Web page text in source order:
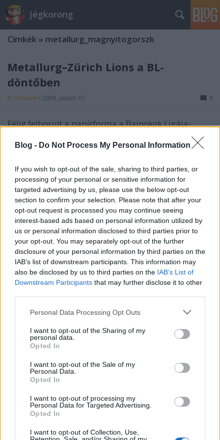
Blog - Do Not Process My Personal Information
If you wish to opt-out of the sale, sharing to third parties, or
processing of your personal or sensitive information for
targeted advertising by us, please use the below opt-out
section to confirm your selection. Please note that after your
opt-out request is processed you may continue seeing
interest-based ads based on personal information utilized by
us or personal information disclosed to third parties prior to
your opt-out. You may separately opt-out of the further
disclosure of your personal information by third parties on the
IAB’s list of downstream participants. This information may
also be disclosed by us to third parties on the IAB’s List of
Downstream Participants that may further disclose it to other
Please note that this website/app uses one or more Google
not limited to your visit or usage behaviour. You may click to
grant or deny consent to Google and its third-party tags to
use your data for below specified purposes in below Google
consent section.
Personal Data Processing Opt Outs
I want to opt-out of the Sharing of my
personal data.
Opted In
I want to opt-out of the Sale of my
Personal Data.
Opted In
I want to opt-out of processing my
Personal Data for Targeted Advertising.
Opted In
I want to opt-out of Collection, Use,
Jégkorong
Címkék » metallurg_magnyitogorszk
Metallurg–Zürich Lions a BL-
döntőben
D. Gromov • 2009. január 07. 3
Félig felborult a papírforma a Bajnokok Ligája-
egészen, megítélés kérdése. Az orosz házi rangadón
továbbjutást a bajnok és KHL-első Szalavat Julajev
Ufával szemben, a svájci…
Vegyenek jegyet NY Rangers-
meccsre
kerusz• 2008. július 03.
Július 3-án délelőtt 10 órától kezdik belépők
árusítását az október 1-jei Victoria Kupa-
összecsapásra, amelyet Bernben, a PostFinance
Kupát az IIHF százéves fennállása…
Az orosz és a cseh bajnok a döntőben
Szombaton eldőlt, melyik csapat játssza a cseh
Sparta Praha ellen a vasárnapi döntőt a Bajnokok
Kupájában. A jóval esélyesebb Metallurg
Magnyitogorszk végletekig kiélezett csatában múlta
bízott a biztos orosz sikerben. A hazai…